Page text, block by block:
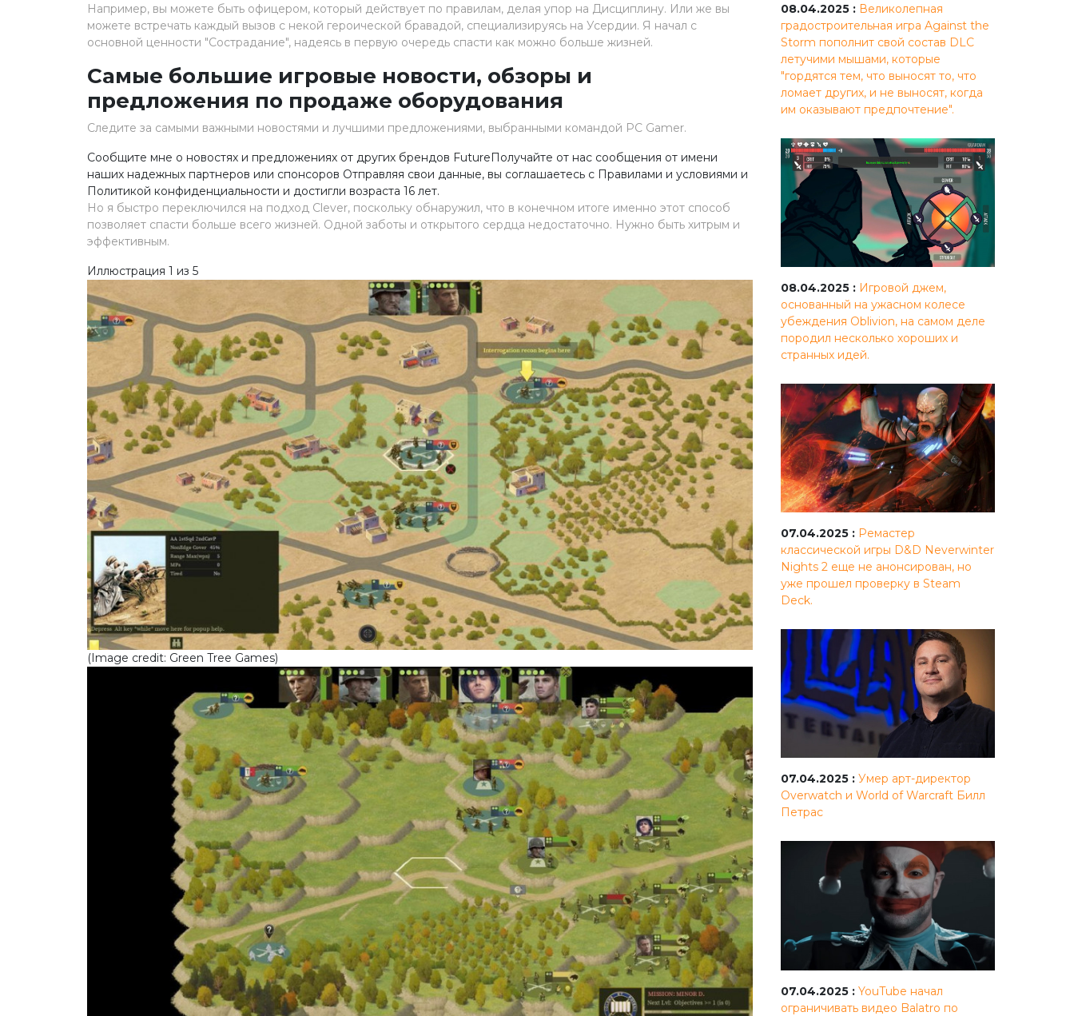
Например, вы можете быть офицером, который действует по правилам, делая упор на Дисциплину. Или же вы
можете встречать каждый вызов с некой героической бравадой, специализируясь на Усердии. Я начал с
основной ценности "Сострадание", надеясь в первую очередь спасти как можно больше жизней.
Самые большие игровые новости, обзоры и
предложения по продаже оборудования
Следите за самыми важными новостями и лучшими предложениями, выбранными командой PC Gamer.
Сообщите мне о новостях и предложениях от других брендов FutureПолучайте от нас сообщения от имени
наших надежных партнеров или спонсоров Отправляя свои данные, вы соглашаетесь с Правилами и условиями и
Политикой конфиденциальности и достигли возраста 16 лет.
Но я быстро переключился на подход Clever, поскольку обнаружил, что в конечном итоге именно этот способ
позволяет спасти больше всего жизней. Одной заботы и открытого сердца недостаточно. Нужно быть хитрым и
эффективным.
Иллюстрация 1 из 5
(Image credit: Green Tree Games)
08.04.2025 : Великолепная
градостроительная игра Against the
Storm пополнит свой состав DLC
летучими мышами, которые
"гордятся тем, что выносят то, что
ломает других, и не выносят, когда
им оказывают предпочтение".
08.04.2025 : Игровой джем,
основанный на ужасном колесе
убеждения Oblivion, на самом деле
породил несколько хороших и
странных идей.
07.04.2025 : Ремастер
классической игры D&D Neverwinter
Nights 2 еще не анонсирован, но
уже прошел проверку в Steam
Deck.
07.04.2025 : Умер арт-директор
Overwatch и World of Warcraft Билл
Петрас
07.04.2025 : YouTube начал
ограничивать видео Balatro по